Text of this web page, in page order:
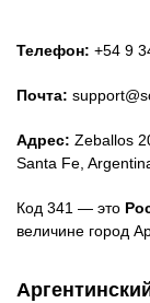
Телефон: +54 9
Почта:
Адрес: Zeballos
Santa Fe,
Код 341 — это
величине город